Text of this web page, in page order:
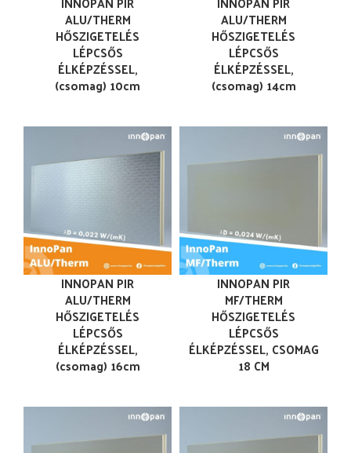
ALU/THERM
HŐSZIGETELÉS
LÉPCSŐS
ÉLKÉPZÉSSEL,
(csomag) 10cm
ALU/THERM
HŐSZIGETELÉS
LÉPCSŐS
ÉLKÉPZÉSSEL,
(csomag) 14cm
INNOPAN PIR
ALU/THERM
HŐSZIGETELÉS
LÉPCSŐS
ÉLKÉPZÉSSEL,
(csomag) 16cm
INNOPAN PIR
MF/THERM
HŐSZIGETELÉS
LÉPCSŐS
ÉLKÉPZÉSSEL, CSOMAG
18 CM